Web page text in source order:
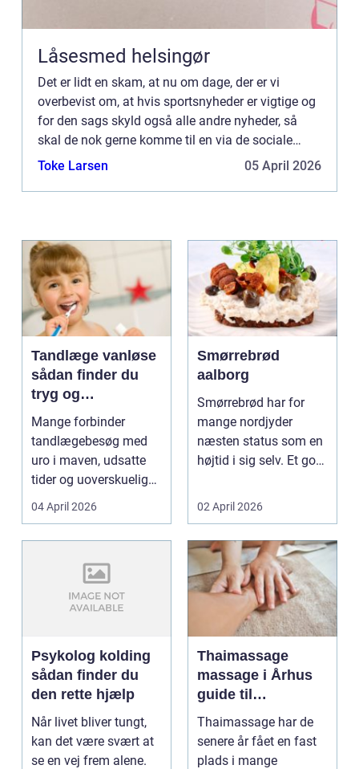
Låsesmed helsingør
Det er lidt en skam, at nu om dage, der er vi
overbevist om, at hvis sportsnyheder er vigtige og
for den sags skyld også alle andre nyheder, så
skal de nok gerne komme til en via de sociale
medier eller andet, end at man behøver at opsøge
Toke Larsen 05 April 2026
Tandlæge vanløse
sådan finder du
tryg og
professionel
tandpleje
Mange forbinder
tandlægebesøg med
uro i maven, udsatte
tider og uoverskuelige
priser. Samtidig ved
04 April 2026
Smørrebrød
aalborg
Smørrebrød har for
mange nordjyder
næsten status som en
højtid i sig selv. Et godt
02 April 2026
Psykolog kolding
sådan finder du
den rette hjælp
Når livet bliver tungt,
kan det være svært at
se en vej frem alene.
Thaimassage
massage i Århus
guide til
afslapning,
smidighed og
bedre velvære
Thaimassage har de
senere år fået en fast
plads i mange